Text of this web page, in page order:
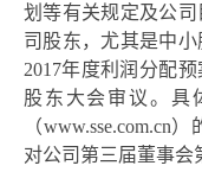
划等有关规定及公司
司股东，尤其是中
2017年度利润分配预
股东大会审议。 具
（www.sse.com.cn）
对公司第三届董事会